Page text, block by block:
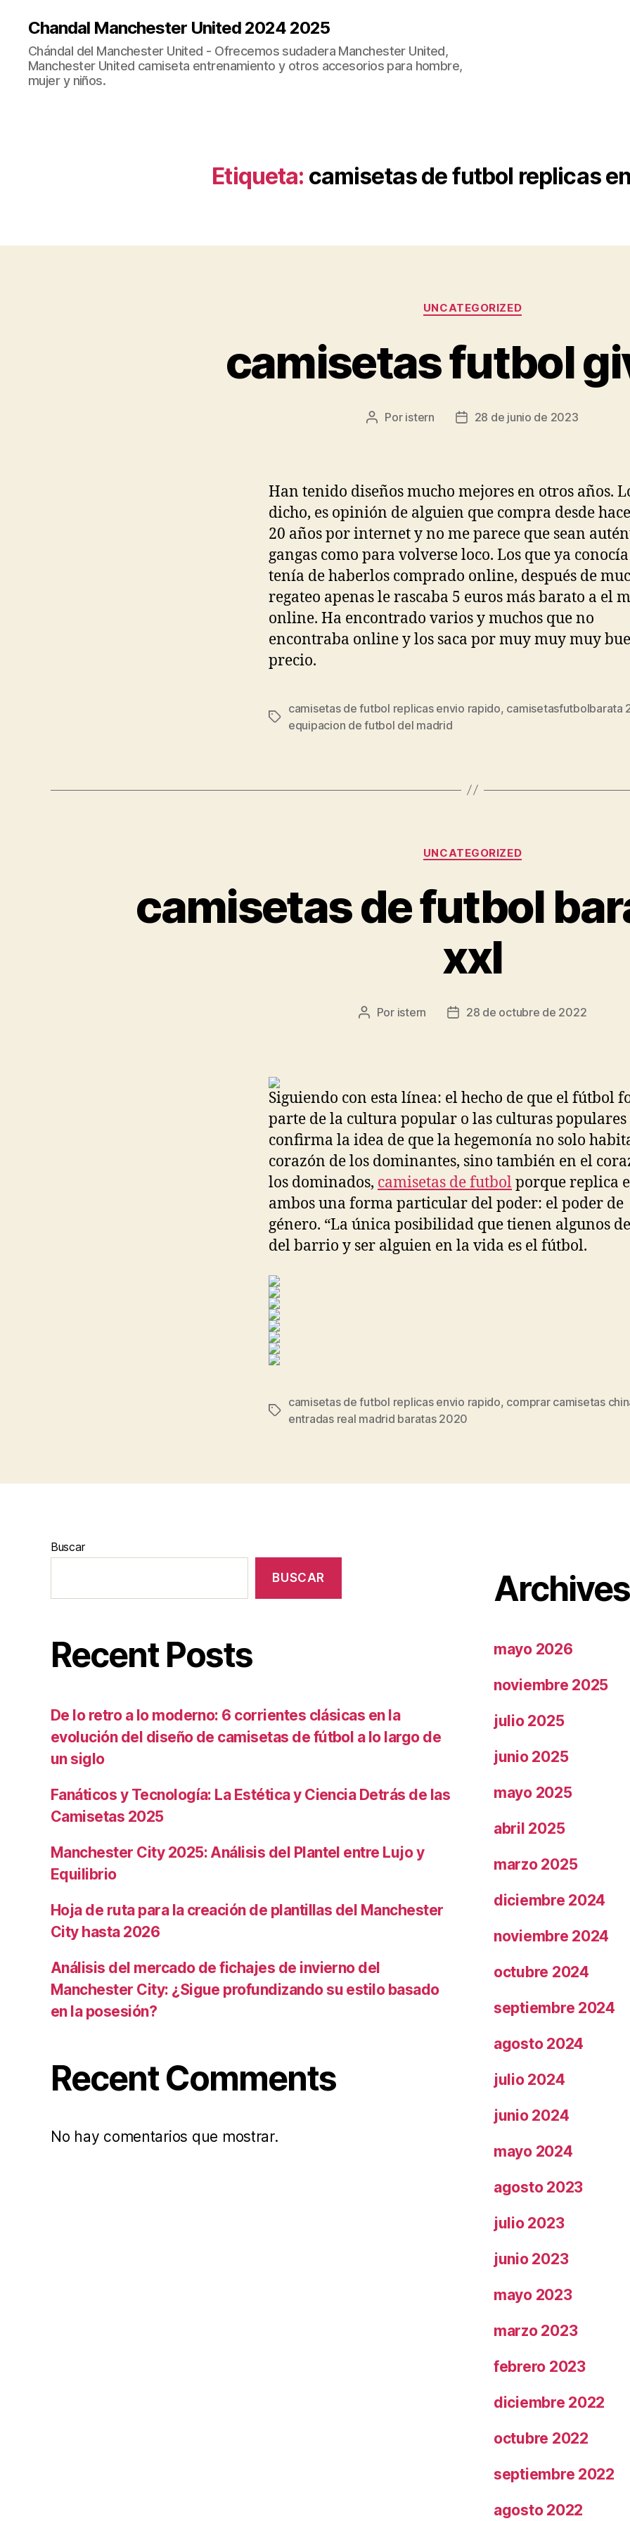
Chandal Manchester United 2024 2025
Chándal del Manchester United - Ofrecemos sudadera Manchester United,
Manchester United camiseta entrenamiento y otros accesorios para hombre,
mujer y niños.
Etiqueta: camisetas de futbol replicas
Categorías
UNCATEGORIZED
camisetas futbol
Autor
Por istern
Fecha28 de junio de 2023
Han tenido diseños mucho mejores en otros años.
dicho, es opinión de alguien que compra desde
20 años por internet y no me parece que sean
gangas como para volverse loco. Los que ya
tenía de haberlos comprado online, después de
regateo apenas le rascaba 5 euros más barato a el
online. Ha encontrado varios y muchos que no
encontraba online y los saca por muy muy muy
precio.
Etiquetas
camisetas de futbol replicas envio rapido, camisetasfutbolbarata
equipacion de futbol del madrid
Categorías
UNCATEGORIZED
camisetas de futbol
xxl
Autor
Por istern
Fecha28 de octubre de 2022
Siguiendo con esta línea: el hecho de que el fútbol
parte de la cultura popular o las culturas populares
confirma la idea de que la hegemonía no solo
corazón de los dominantes, sino también en el
los dominados, camisetas de futbolporque replica
ambos una forma particular del poder: el poder de
género. “La única posibilidad que tienen algunos
del barrio y ser alguien en la vida es el fútbol.
Etiquetas
camisetas de futbol replicas envio rapido, comprar camisetas
entradas real madrid baratas 2020
Buscar
BUSCAR
Recent Posts
De lo retro a lo moderno: 6 corrientes clásicas en la
evolución del diseño de camisetas de fútbol a lo largo de
un siglo
Fanáticos y Tecnología: La Estética y Ciencia Detrás de las
Camisetas 2025
Manchester City 2025: Análisis del Plantel entre Lujo y
Equilibrio
Hoja de ruta para la creación de plantillas del Manchester
City hasta 2026
Análisis del mercado de fichajes de invierno del
Manchester City: ¿Sigue profundizando su estilo basado
en la posesión?
Recent Comments
No hay comentarios que mostrar.
Archives
mayo 2026
noviembre 2025
julio 2025
junio 2025
mayo 2025
abril 2025
marzo 2025
diciembre 2024
noviembre 2024
octubre 2024
septiembre 2024
agosto 2024
julio 2024
junio 2024
mayo 2024
agosto 2023
julio 2023
junio 2023
mayo 2023
marzo 2023
febrero 2023
diciembre 2022
octubre 2022
septiembre 2022
agosto 2022